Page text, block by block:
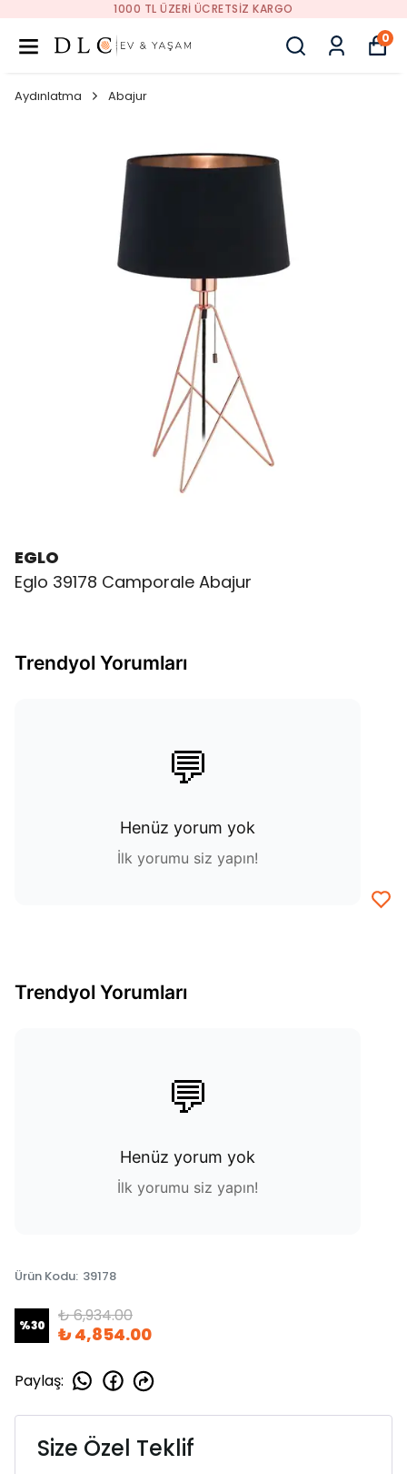
1000 TL ÜZERI ÜCRETSIZ KARGO
0
Aydınlatma Abajur
EGLO
Eglo 39178 Camporale Abajur
Trendyol Yorumları
💬
Henüz yorum yok
İlk yorumu siz yapın!
Trendyol Yorumları
💬
Henüz yorum yok
İlk yorumu siz yapın!
Ürün Kodu: 39178
%30 ₺ 6,934.00
₺ 4,854.00
Paylaş:
Size Özel Teklif